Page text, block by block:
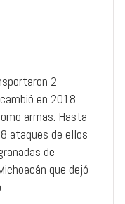
2
en 2018
armas. Hasta
ataques de ellos
de
que dejó